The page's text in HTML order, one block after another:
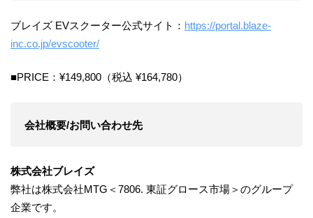
ブレイズ EVスクーター公式サイト： https://portal.blaze-
inc.co.jp/evscooter/
■PRICE：¥149,800（税込 ¥164,780）
会社概要/お問い合わせ先
株式会社ブレイズ
弊社は株式会社MTG＜7806. 東証グロース市場＞のグループ
企業です。